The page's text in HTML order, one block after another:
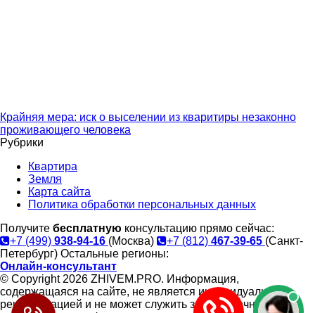
Крайняя мера: иск о выселении из кваритиры незаконно
проживающего человека
Рубрики
Квартира
Земля
Карта сайта
Политика обработки персональных данных
Получите бесплатную консультацию прямо сейчас:
+7 (499) 938-94-16 (Москва) +7 (812) 467-39-65 (Санкт-
Петербург) Остальные регионы:
Онлайн-консультант
© Copyright 2026 ZHIVEM.PRO. Информация,
содержащаяся на сайте, не является индивидуальной
рекомендацией и не может служить заменой очной